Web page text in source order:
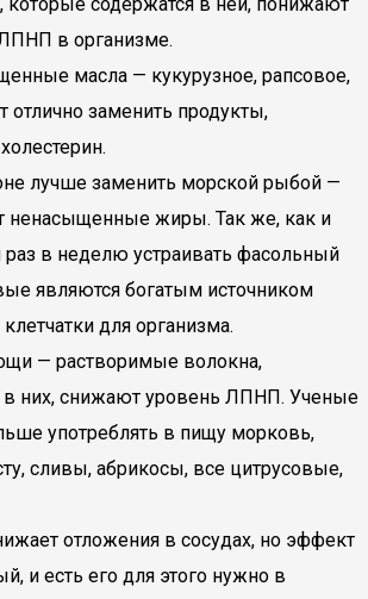
в организме.
масла — кукурузное, рапсовое,
отлично заменить продукты,
лучше заменить морской рыбой —
ненасыщенные жиры. Так же, как и
в неделю устраивать фасольный
являются богатым источником
для организма.
— растворимые волокна,
в них, снижают уровень ЛПНП. Ученые
употреблять в пищу морковь,
сливы, абрикосы, все цитрусовые,
отложения в сосудах, но эффект
и есть его для этого нужно в